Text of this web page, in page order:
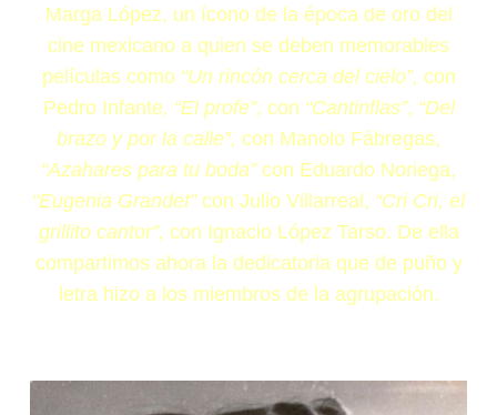
Marga López, un ícono de la época de oro del
cine mexicano a quien se deben memorables
películas como “Un rincón cerca del cielo”, con
Pedro Infante, “El profe”, con “Cantinflas”, “Del
brazo y por la calle”, con Manolo Fábregas,
“Azahares para tu boda”con Eduardo Noriega,
“Eugenia Grandet”con Julio Villarreal, “Cri Cri, el
grillito cantor”, con Ignacio López Tarso. De ella
compartimos ahora la dedicatoria que de puño y
letra hizo a los miembros de la agrupación.